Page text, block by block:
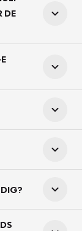
DE